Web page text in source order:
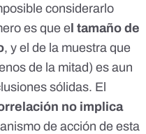
considerarlo
es que el tamaño de
, y el de la muestra que
de la mitad) es aun
sólidas. El
no implica
de acción de esta